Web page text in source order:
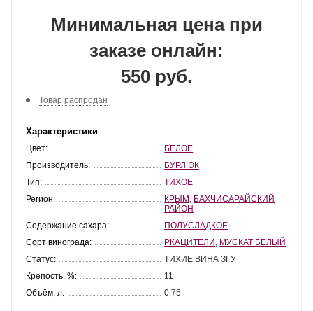
Минимальная цена при
заказе онлайн:
550 руб.
Товар распродан
Характеристики
Цвет:
БЕЛОЕ
Производитель:
БУРЛЮК
Тип:
ТИХОЕ
Регион:
КРЫМ БАХЧИСАРАЙСКИЙ
РАЙОН
Содержание сахара:
ПОЛУСЛАДКОЕ
Сорт винограда:
РКАЦИТЕЛИ МУСКАТ БЕЛЫЙ
Статус:
ТИХИЕ ВИНА ЗГУ
Крепость, %:
11
Объём, л:
0.75